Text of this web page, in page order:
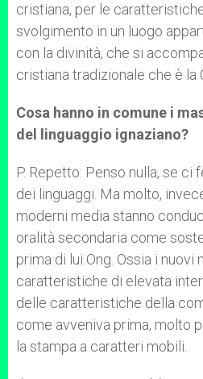
cristiana, per le
svolgimento in un luogo
con la divinità, che si
cristiana tradizionale che è la
Cosa hanno in comune i
del linguaggio ignaziano?
P. Repetto: Penso nulla, se ci
dei linguaggi. Ma molto,
moderni media stanno
oralità secondaria come
prima di lui Ong. Ossia i nuovi
caratteristiche di elevata
delle caratteristiche della
come avveniva prima, molto
la stampa a caratteri mobili.